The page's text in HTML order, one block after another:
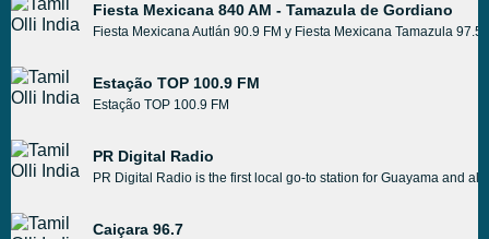
Fiesta Mexicana 840 AM - Tamazula de Gordiano
Fiesta Mexicana Autlán 90.9 FM y Fiesta Mexicana Tamazula 97.5
Estação TOP 100.9 FM
Estação TOP 100.9 FM
PR Digital Radio
PR Digital Radio is the first local go-to station for Guayama and
Caiçara 96.7